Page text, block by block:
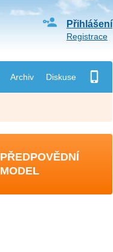
Archiv Diskuse
Přihlášení
Registrace
PŘEDPOVĚDNÍ
MODEL